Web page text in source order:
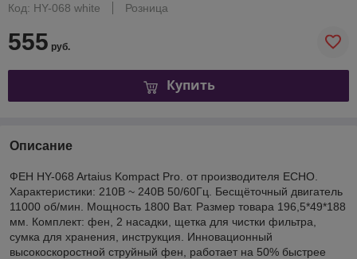
Код: HY-068 white
Розница
555 руб.
Купить
Описание
ФЕН HY-068 Artaius Kompact Pro. от производителя ECHO.
Характеристики: 210В ~ 240В 50/60Гц. Бесщёточный двигатель
11000 об/мин. Мощность 1800 Ват. Размер товара 196,5*49*188
мм. Комплект: фен, 2 насадки, щетка для чистки фильтра,
сумка для хранения, инструкция. Инновационный
высокоскоростной струйный фен, работает на 50% быстрее